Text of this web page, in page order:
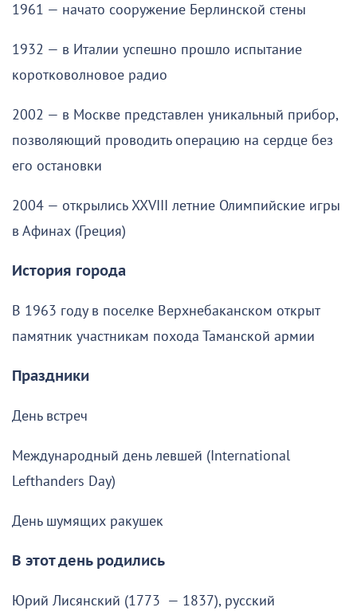
1961 — начато сооружение Берлинской стены
1932 — в Италии успешно прошло испытание
коротковолновое радио
2002 — в Москве представлен уникальный прибор,
позволяющий проводить операцию на сердце без
его остановки
2004 — открылись XXVIII летние Олимпийские игры
в Афинах (Греция)
История города
В 1963 году в поселке Верхнебаканском открыт
памятник участникам похода Таманской армии
Праздники
День встреч
Международный день левшей (International
Lefthanders Day)
День шумящих ракушек
В этот день родились
Юрий Лисянский (1773 — 1837), русский